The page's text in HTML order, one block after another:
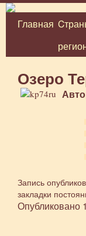
Перейти
Главная
Озеро
Запись
закладки
Опубликовано